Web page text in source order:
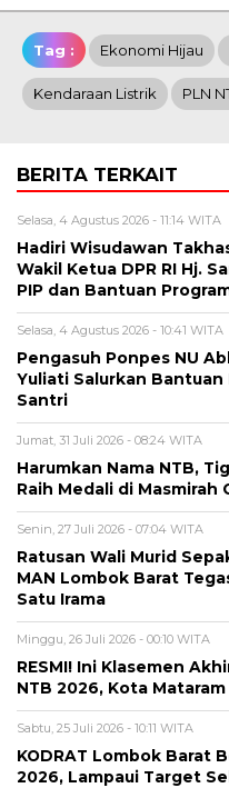
Tag : Ekonomi Hijau
Kendaraan Listrik PLN
BERITA TERKAIT
Selasa, 4 Agustus 2026 - 11:14 WITA
Hadiri Wisudawan
Wakil Ketua DPR RI Hj.
PIP dan Bantuan
Selasa, 4 Agustus 2026 - 10:41 WITA
Pengasuh Ponpes NU
Yuliati Salurkan Bantuan
Santri
Jumat, 31 Juli 2026 - 08:24 WITA
Harumkan Nama NTB,
Raih Medali di Masmirah
Senin, 27 Juli 2026 - 07:04 WITA
Ratusan Wali Murid
MAN Lombok Barat
Satu Irama
Minggu, 26 Juli 2026 - 00:10 WITA
RESMI! Ini Klasemen
NTB 2026, Kota
Sabtu, 25 Juli 2026 - 10:11 WITA
KODRAT Lombok Barat
2026, Lampaui Target